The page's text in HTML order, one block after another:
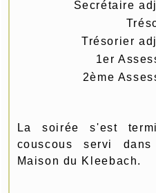
Secrétaire
Trésorier
1er
2ème
La soirée s'est
couscous servi
Maison du Kleebach.